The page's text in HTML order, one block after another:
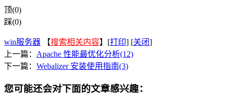
顶(0)
踩(0)
win服务器 【搜索相关内容】[打印] [关闭]
上一篇： Apache 性能最优化分析(12)
下一篇： Webalizer 安装使用指南(3)
您可能还会对下面的文章感兴趣：